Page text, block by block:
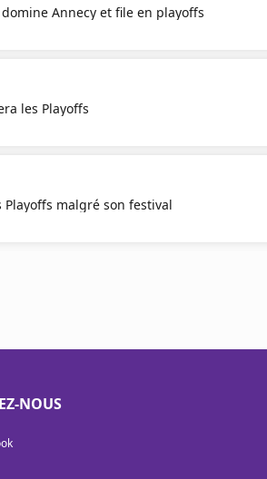
Annecy et file en playoffs
les Playoffs
Playoffs malgré son festival
NOUS